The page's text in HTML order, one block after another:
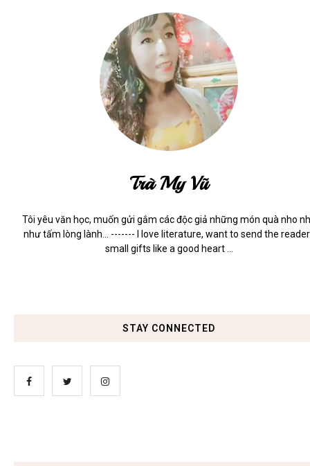
Trà My Vũ
Tôi yêu văn học, muốn gửi gắm các độc giả những món quà nho
như tấm lòng lành... ------- I love literature, want to send the
small gifts like a good heart ...
STAY CONNECTED